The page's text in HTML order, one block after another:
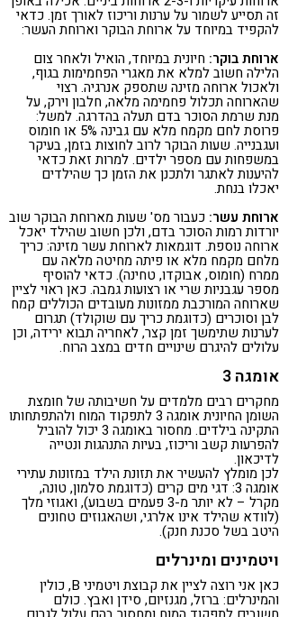
זה תסייע לשמור על ערנות וריכוז לאורך זמן. כדאי
להקפיד במיוחד על ארוחת הבוקר וארוחת העשר:
ארוחת בוקר: חיונית במיוחד, הואיל ולאחר צום
הלילה חשוב למלא את מאגרי הפחמימות בגוף,
ולאכול ארוחה מזינה שתספק אנרגיה. רצוי
שהארוחה תכלול פחמימה מלאה, חלבון וירק, על
מנת שרמת הסוכר בדם תעלה בהדרגה. למשל:
פרוסת לחם מקמח מלא עם גבינה 5% או חומוס
ועגבנייה. שעות הבוקר לרוב לחוצות בזמן, בעיקר
במשפחות עם מספר ילדים. למרות זאת כדאי
להיענות לאתגר ולתכנן את הזמן כך שהילדים
יאכלו בנחת.
ארוחת עשר: כעבור מס' שעות מארוחת הבוקר שוב
יורדות רמות הסוכר בדם, ולכן חשוב שהילד יאכל
ארוחה נוספת. דוגמאות לארוחת עשר מזינה: כריך
מלחם מקמח מלא או פיתה מחיטה מלאה עם
ממרח (חומוס, אבוקדו, טחינה). כדאי להוסיף
מספר עגבניות שרי או רצועות גמבה. כאן ראוי לציין
שארוחה המורכבת ממזונות מעובדים הכוללים קמח
לבן וסוכרים (כדוגמת כריך עם שוקולד) תגרום
לערנות שתימשך זמן קצר, לאחריה תבוא ירידה, וכן
עלולים להיגרם שינויים חדים במצב הרוח.
אומגה 3
מחקרים רבים מלמדים על חשיבותה של חומצת
השומן החיונית אומגה 3 לתפקוד המוח ולהתפתחותו
התקינה בילדים. מחסור באומגה 3 יכול להוביל
להפרעות קשב וריכוז, בעיות התנהגות ונטייה
לדיכאון.
לכן מומלץ להעשיר את תזונת הילד במזונות עתירי
אומגה 3: דגי מים קרים (כדוגמת סלמון, טונה,
מקרל – לא יותר מ-3 פעמים בשבוע), ואגוזי מלך
(לוודא שהילד אינו אלרגי, ושהאגוזים טחונים
היטב בשל סכנת חנק).
ויטמינים ומינרלים
כאן אני רוצה לציין את קבוצת ויטמיני B, כולין
והמינרלים: ברזל, מגנזיום, סידן ואבץ. כולם